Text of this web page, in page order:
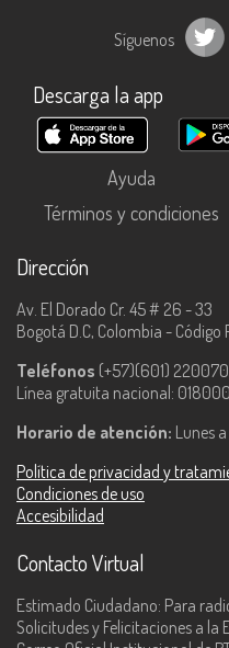
Síguenos
Descarga la app
Ayuda
Términos y condiciones
Dirección
Av. El Dorado Cr. 45 # 26 - 33
Bogotá D.C, Colombia - Código
Teléfonos (+57)(601)
Línea gratuita nacional:
Horario de atención: Lunes
Política de privacidad y
Condiciones de uso
Accesibilidad
Contacto Virtual
Estimado Ciudadano: Para
Solicitudes y Felicitaciones a